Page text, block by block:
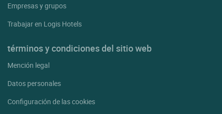
Empresas y grupos
Trabajar en Logis Hotels
términos y condiciones del sitio web
Mención legal
Datos personales
Configuración de las cookies